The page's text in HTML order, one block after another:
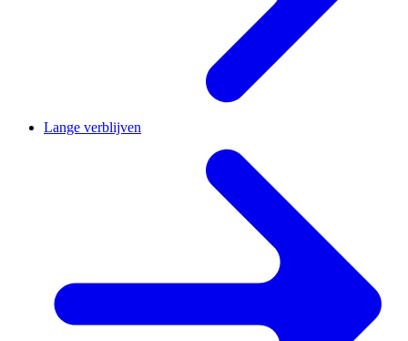
Lange verblijven